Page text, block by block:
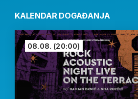
KALENDAR DOGAĐANJA
08.08. (20:00)